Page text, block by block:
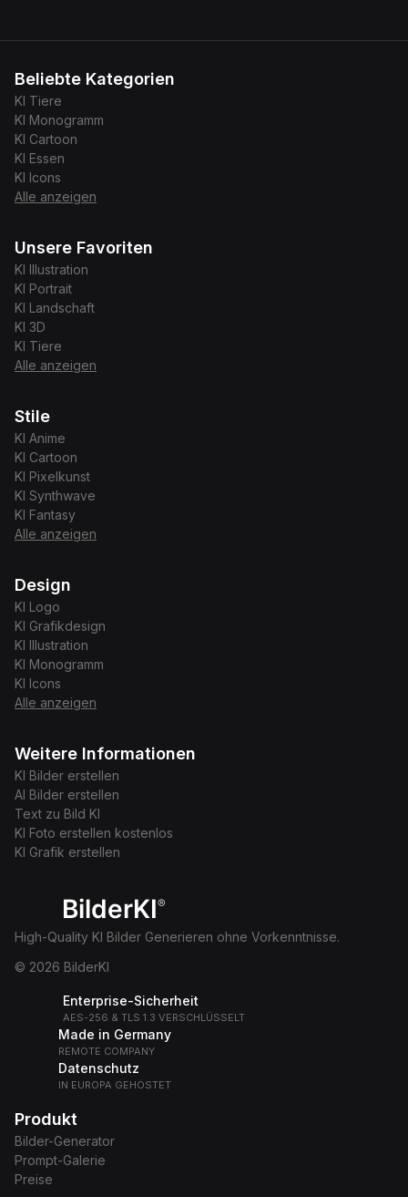
Beliebte Kategorien
KI Tiere
KI Monogramm
KI Cartoon
KI Essen
KI
Icons
Alle anzeigen
Unsere Favoriten
KI
Illustration
KI Portrait
KI Landschaft
KI 3D
KI Tiere
Alle anzeigen
Stile
KI Anime
KI Cartoon
KI Pixelkunst
KI Synthwave
KI Fantasy
Alle anzeigen
Design
KI Logo
KI Grafikdesign
KI
Illustration
KI Monogramm
KI
Icons
Alle anzeigen
Weitere Informationen
KI Bilder erstellen
AI Bilder erstellen
Text zu Bild KI
KI Foto erstellen kostenlos
KI Grafik erstellen
BilderKI®
High-Quality KI Bilder Generieren ohne Vorkenntnisse.
© 2026 BilderKI
Enterprise-Sicherheit
AES-256 & TLS 1.3 VERSCHLÜSSELT
Made in Germany
REMOTE COMPANY
Datenschutz
IN EUROPA GEHOSTET
Produkt
Bilder-Generator
Prompt-Galerie
Preise